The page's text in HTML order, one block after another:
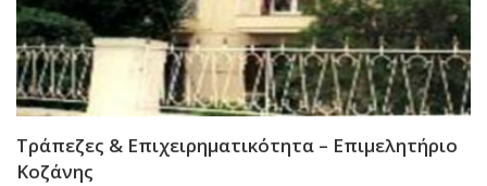
Τράπεζες & Επιχειρηματικότητα – Επιμελητήριο
Κοζάνης